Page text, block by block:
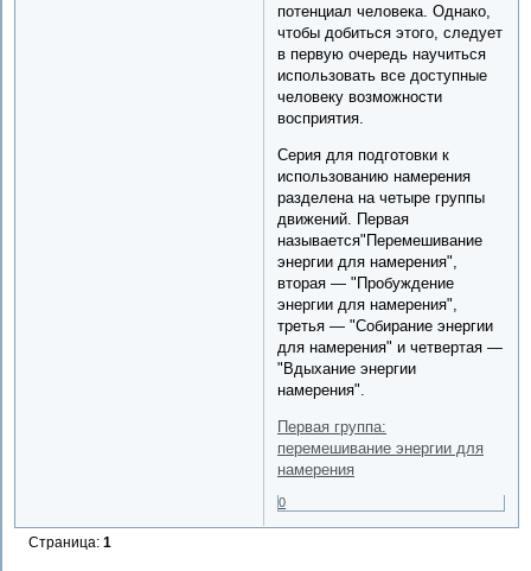
потенциал человека. Однако,
чтобы добиться этого, следует
в первую очередь научиться
использовать все доступные
человеку возможности
восприятия.
Серия для подготовки к
использованию намерения
разделена на четыре группы
движений. Первая
называется"Перемешивание
энергии для намерения",
вторая — "Пробуждение
энергии для намерения",
третья — "Собирание энергии
для намерения" и четвертая —
"Вдыхание энергии
намерения".
Первая группа:
перемешивание энергии для
намерения
0
Страница:1